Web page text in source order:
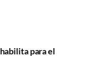
habilita para el